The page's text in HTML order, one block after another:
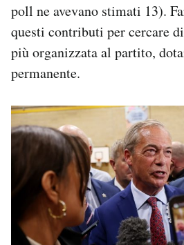
poll ne avevano stimati 13).
questi contributi per cercare
più organizzata al partito,
permanente.